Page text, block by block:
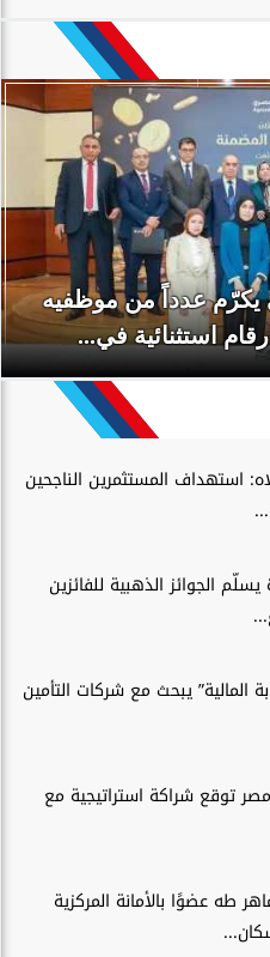
يكرّم عدداً من موظفيه
استثنائية في...
استهداف المستثمرين الناجحين
الجوائز الذهبية للفائزين
المالية” يبحث مع شركات التأمين
توقع شراكة استراتيجية مع
طه عضوًا بالأمانة المركزية